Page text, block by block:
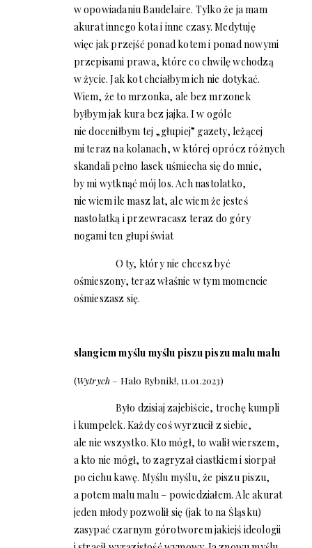
w opowiadaniu Baudelaire. Tylko że ja mam
akurat innego kota i inne czasy. Medytuję
więc jak przejść ponad kotem i ponad nowymi
przepisami prawa, które co chwilę wchodzą
w życie. Jak kot chciałbym ich nie dotykać.
Wiem, że to mrzonka, ale bez mrzonek
byłbym jak kura bez jajka. I w ogóle
nie doceniłbym tej „głupiej” gazety, leżącej
mi teraz na kolanach, w której oprócz różnych
skandali pełno lasek uśmiecha się do mnie,
by mi wytknąć mój los. Ach nastolatko,
nie wiem ile masz lat, ale wiem że jesteś
nastolatką i przewracasz teraz do góry
nogami ten głupi świat
O ty, który nie chcesz być
ośmieszony, teraz właśnie w tym momencie
ośmieszasz się.
slangiem myślu myślu piszu piszu malu malu
(Wytrych– Halo Rybnik!, 11.01.2023)
Było dzisiaj zajebiście, trochę kumpli
i kumpelek. Każdy coś wyrzucił z siebie,
ale nie wszystko. Kto mógł, to walił wierszem,
a kto nie mógł, to zagryzał ciastkiem i siorpał
po cichu kawę. Myślu myślu, że piszu piszu,
a potem malu malu – powiedziałem. Ale akurat
jeden młody pozwolił się (jak to na Śląsku)
zasypać czarnym górotworem jakiejś ideologii